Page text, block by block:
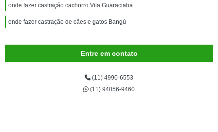
onde fazer castração cachorro Vila Guaraciaba
onde fazer castração de cães e gatos Bangú
Entre em contato
(11) 4990-6553
(11) 94056-9460